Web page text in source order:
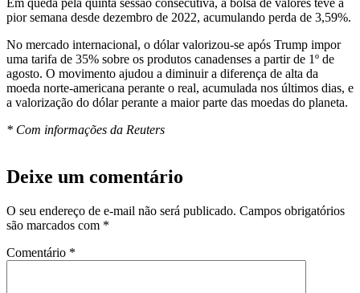
pior semana desde dezembro de 2022, acumulando perda de 3,59%.
No mercado internacional, o dólar valorizou-se após Trump impor
uma tarifa de 35% sobre os produtos canadenses a partir de 1º de
agosto. O movimento ajudou a diminuir a diferença de alta da
moeda norte-americana perante o real, acumulada nos últimos dias, e
a valorização do dólar perante a maior parte das moedas do planeta.
* Com informações da Reuters
Deixe um comentário
O seu endereço de e-mail não será publicado. Campos obrigatórios
são marcados com *
Comentário *